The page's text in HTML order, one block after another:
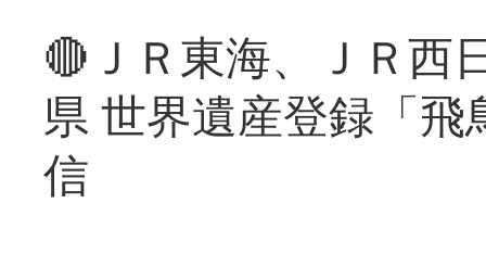
🔴ＪＲ東海、ＪＲ西
県 世界遺産登録「
信